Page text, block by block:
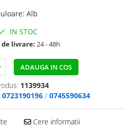
: Alb
IN STOC
livrare: 24 - 48h
ADAUGA IN COS
1139934
0723190196 / 0745590634
Cere informatii